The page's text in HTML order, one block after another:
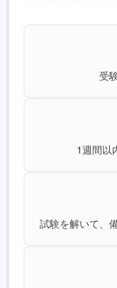
受
1週間以
試験を解いて、